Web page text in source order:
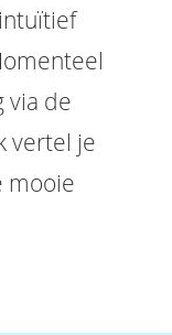
via de
vertel je
mooie